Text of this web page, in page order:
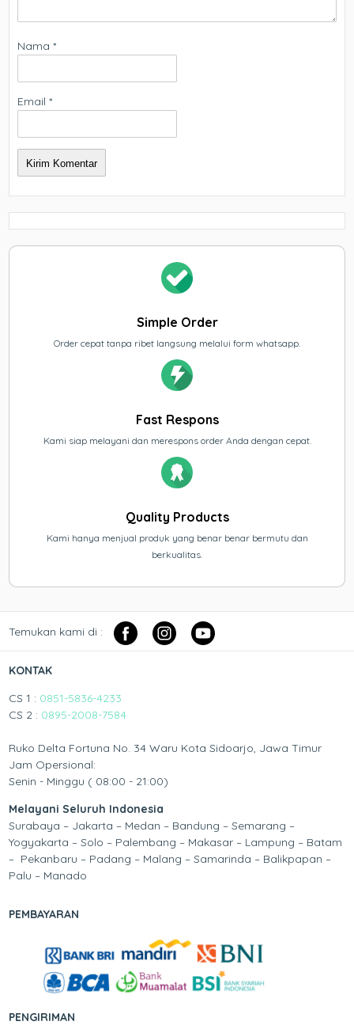
Nama*
Email*
Simple Order
Order cepat tanpa ribet langsung melalui form whatsapp.
Fast Respons
Kami siap melayani dan merespons order Anda dengan cepat.
Quality Products
Kami hanya menjual produk yang benar benar bermutu dan
berkualitas.
Temukan kami di :
KONTAK
CS 1 : 0851-5836-4233
CS 2 : 0895-2008-7584
Ruko Delta Fortuna No. 34 Waru Kota Sidoarjo, Jawa Timur
Jam Opersional:
Senin - Minggu ( 08:00 - 21:00)
Melayani Seluruh Indonesia
Surabaya – Jakarta – Medan – Bandung – Semarang –
Yogyakarta – Solo – Palembang – Makasar – Lampung – Batam
– Pekanbaru – Padang – Malang – Samarinda – Balikpapan –
Palu – Manado
PEMBAYARAN
PENGIRIMAN